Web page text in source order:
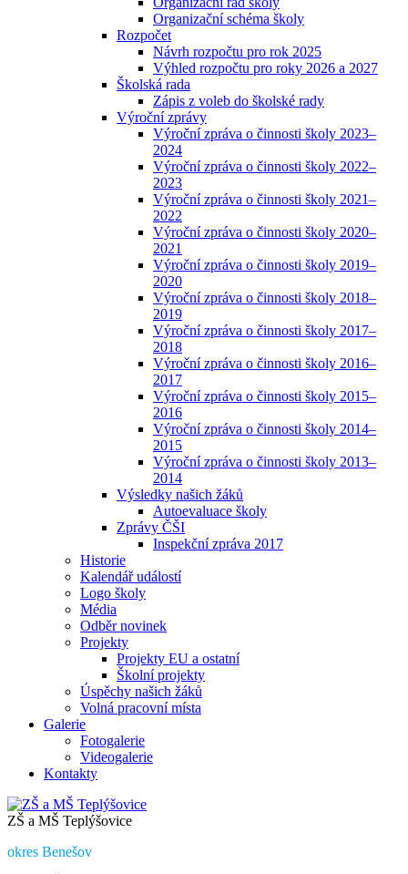
Organizační schéma školy
Rozpočet
Návrh rozpočtu pro rok 2025
Výhled rozpočtu pro roky 2026 a 2027
Školská rada
Zápis z voleb do školské rady
Výroční zprávy
Výroční zpráva o činnosti školy 2023–
2024
Výroční zpráva o činnosti školy 2022–
2023
Výroční zpráva o činnosti školy 2021–
2022
Výroční zpráva o činnosti školy 2020–
2021
Výroční zpráva o činnosti školy 2019–
2020
Výroční zpráva o činnosti školy 2018–
2019
Výroční zpráva o činnosti školy 2017–
2018
Výroční zpráva o činnosti školy 2016–
2017
Výroční zpráva o činnosti školy 2015–
2016
Výroční zpráva o činnosti školy 2014–
2015
Výroční zpráva o činnosti školy 2013–
2014
Výsledky našich žáků
Autoevaluace školy
Zprávy ČŠI
Inspekční zpráva 2017
Historie
Kalendář událostí
Logo školy
Média
Odběr novinek
Projekty
Projekty EU a ostatní
Školní projekty
Úspěchy našich žáků
Volná pracovní místa
Galerie
Fotogalerie
Videogalerie
Kontakty
ZŠ a MŠ Teplýšovice
okres Benešov